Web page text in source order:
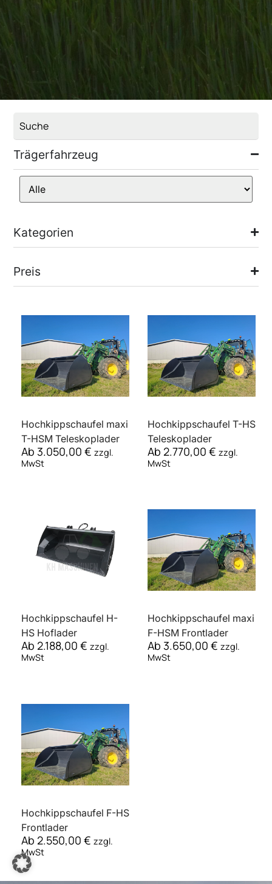
Trägerfahrzeug
Kategorien
Preis
Hochkippschaufel maxi
T-HSM Teleskoplader
Ab3.050,00€ zzgl.
MwSt
Hochkippschaufel T-HS
Teleskoplader
Ab 2.770,00 € zzgl.
MwSt
Hochkippschaufel H-
HS Hoflader
Ab2.188,00€ zzgl.
MwSt
Hochkippschaufel maxi
F-HSM Frontlader
Ab 3.650,00 € zzgl.
MwSt
Hochkippschaufel F-HS
Frontlader
Ab 2.550,00€ zzgl.
MwSt